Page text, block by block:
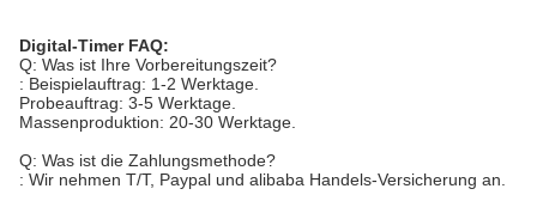
Digital-TimerFAQ:
Q: Was ist Ihre Vorbereitungszeit?
: Beispielauftrag: 1-2 Werktage.
Probeauftrag: 3-5 Werktage.
Massenproduktion: 20-30 Werktage.
Q: Was ist die Zahlungsmethode?
: Wir nehmen T/T, Paypal und alibaba Handels-Versicherung an.